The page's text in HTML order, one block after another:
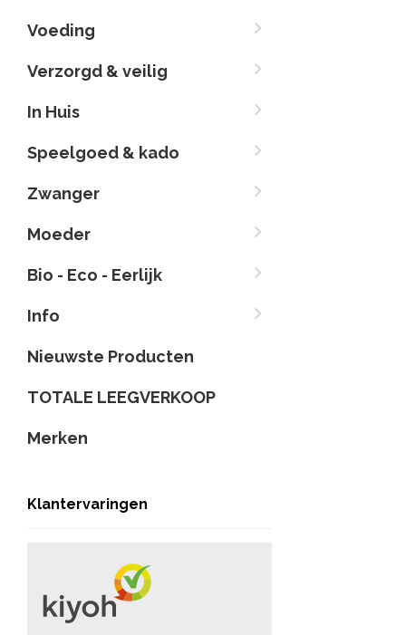
Voeding
Verzorgd & veilig
In Huis
Speelgoed & kado
Zwanger
Moeder
Bio - Eco - Eerlijk
Info
Nieuwste Producten
TOTALE LEEGVERKOOP
Merken
Klantervaringen